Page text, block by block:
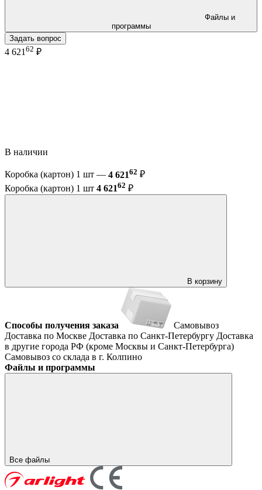
программы
Задать вопрос
4 621 62 ₽
В наличии
Коробка (картон) 1 шт — 4 62162 ₽
Коробка (картон) 1 шт 4 62162 ₽
В корзину
Способы получения заказа
Самовывоз
Доставка по Москве Доставка по Санкт-Петербургу Доставка
в другие города РФ (кроме Москвы и Санкт-Петербурга)
Самовывоз со склада в г. Колпино
Файлы и программы
Все файлы